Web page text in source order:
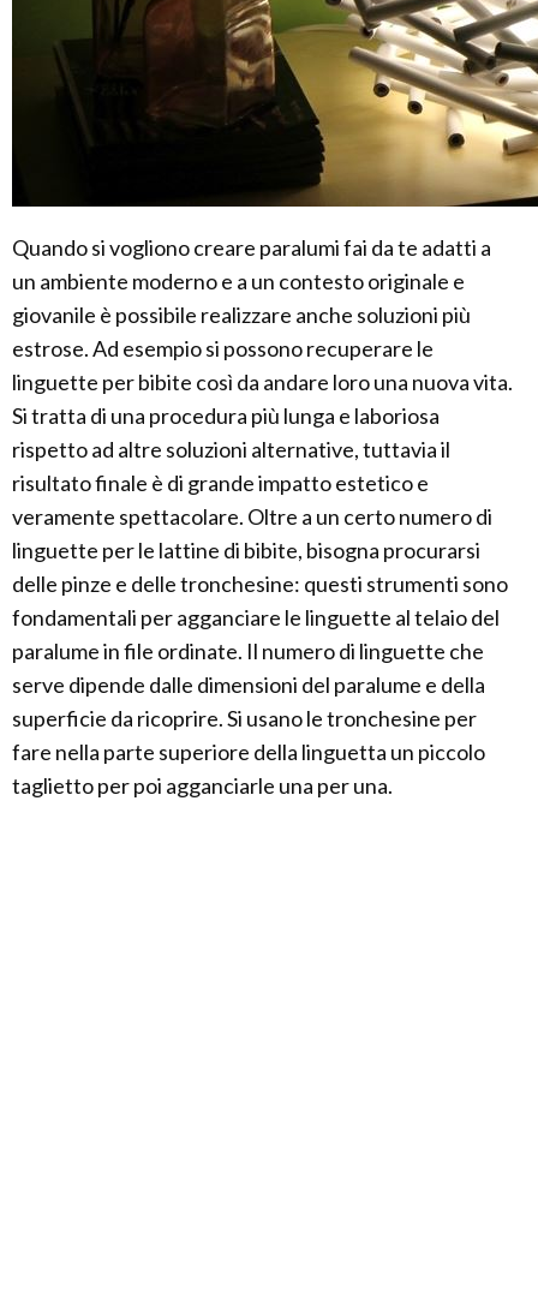
Quando si vogliono creare paralumi fai da te adatti a
un ambiente moderno e a un contesto originale e
giovanile è possibile realizzare anche soluzioni più
estrose. Ad esempio si possono recuperare le
linguette per bibite così da andare loro una nuova vita.
Si tratta di una procedura più lunga e laboriosa
rispetto ad altre soluzioni alternative, tuttavia il
risultato finale è di grande impatto estetico e
veramente spettacolare. Oltre a un certo numero di
linguette per le lattine di bibite, bisogna procurarsi
delle pinze e delle tronchesine: questi strumenti sono
fondamentali per agganciare le linguette al telaio del
paralume in file ordinate. Il numero di linguette che
serve dipende dalle dimensioni del paralume e della
superficie da ricoprire. Si usano le tronchesine per
fare nella parte superiore della linguetta un piccolo
taglietto per poi agganciarle una per una.